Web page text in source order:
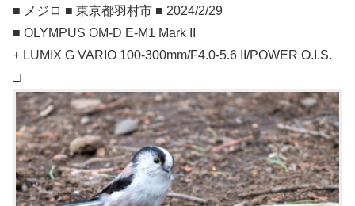
■ メジロ ■ 東京都羽村市 ■ 2024/2/29
■ OLYMPUS OM-D E-M1 Mark II
+ LUMIX G VARIO 100-300mm/F4.0-5.6 II/POWER O.I.S.
□